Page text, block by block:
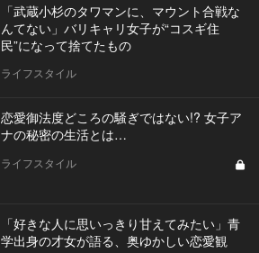
「武蔵小杉のタワマンに、マウント合戦な
んてない」バリキャリ女子が“コスギ住
民”になって捨てたもの
ライフスタイル
恋愛御法度どころの騒ぎではない!? 女子ア
ナの秘密の生活とは…
ライフスタイル
「好きな人に思いっきり甘えてみたい」青
学出身の才女が語る、奥ゆかしい恋愛観